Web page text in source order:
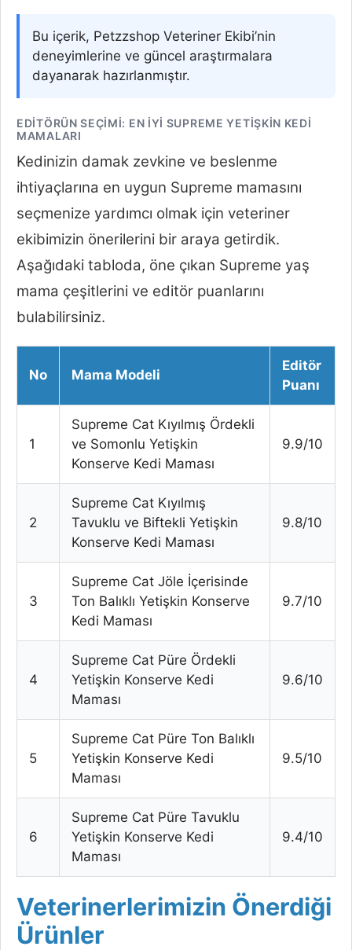
Bu içerik, Petzzshop Veteriner Ekibi’nin
deneyimlerine ve güncel araştırmalara
dayanarak hazırlanmıştır.
EDITÖRÜN SEÇIMI: EN İYI SUPREME YETIŞKIN KEDI
MAMALARI
Kedinizin damak zevkine ve beslenme
ihtiyaçlarına en uygun Supreme mamasını
seçmenize yardımcı olmak için veteriner
ekibimizin önerilerini bir araya getirdik.
Aşağıdaki tabloda, öne çıkan Supreme yaş
mama çeşitlerini ve editör puanlarını
bulabilirsiniz.
No Mama Modeli
Editör
Puanı
1
Supreme Cat Kıyılmış Ördekli
ve Somonlu Yetişkin
Konserve Kedi Maması
9.9/10
2
Supreme Cat Kıyılmış
Tavuklu ve Biftekli Yetişkin
Konserve Kedi Maması
9.8/10
3
Supreme Cat Jöle İçerisinde
Ton Balıklı Yetişkin Konserve
Kedi Maması
9.7/10
4
Supreme Cat Püre Ördekli
Yetişkin Konserve Kedi
Maması
9.6/10
5
Supreme Cat Püre Ton Balıklı
Yetişkin Konserve Kedi
Maması
9.5/10
6
Supreme Cat Püre Tavuklu
Yetişkin Konserve Kedi
Maması
9.4/10
Veterinerlerimizin Önerdiği
Ürünler